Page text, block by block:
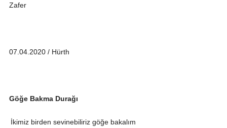
Zafer
07.04.2020 / Hürth
Göğe Bakma Durağı
İkimiz birden sevinebiliriz göğe bakalım